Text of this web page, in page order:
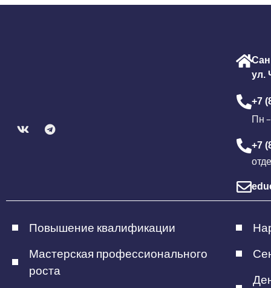
ул.
+7
Пн
+7
Повышение квалификации
Мастерская профессионального
роста